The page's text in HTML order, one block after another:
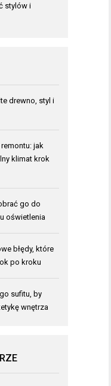
stylów i
drewno, styl i
jak
klimat krok
go do
oświetlenia
błędy, które
po kroku
sufitu, by
wnętrza